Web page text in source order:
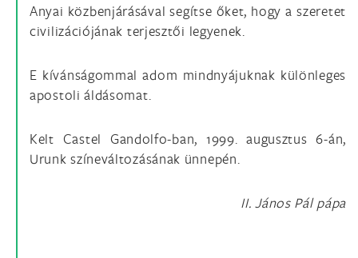
Anyai közbenjárásával segítse őket, hogy a szeretet
civilizációjának terjesztői legyenek.
E kívánságommal adom mindnyájuknak különleges
apostoli áldásomat.
Kelt Castel Gandolfo-ban, 1999. augusztus 6-án,
Urunk színeváltozásának ünnepén.
II. János Pál pápa